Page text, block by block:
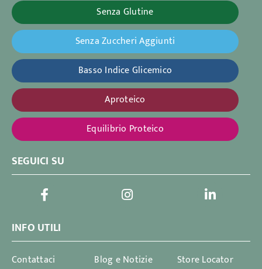
Senza Glutine
Senza Zuccheri Aggiunti
Basso Indice Glicemico
Aproteico
Equilibrio Proteico
SEGUICI SU
INFO UTILI
Contattaci Blog e Notizie
Store Locator